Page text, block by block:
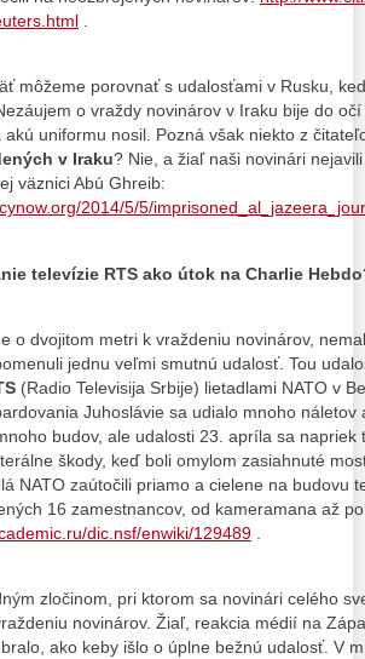
môžeme porovnať s udalosťami v Rusku,
o vraždy novinárov v Iraku bije do
akú uniformu nosil. Pozná však niekto z
v Iraku? Nie, a žiaľ naši novinári
väznici Abú Ghreib:
2014/5/5/
RTS ako útok na Charlie
o dvojitom metri k vraždeniu novinárov,
jednu veľmi smutnú udalosť. Tou
(Radio Televisija Srbije) lietadlami NATO v
Juhoslávie sa udialo mnoho náletov
budov, ale udalosti 23. apríla sa napriek
škody, keď boli omylom zasiahnuté
NATO zaútočili priamo a cielene na budovu
16 zamestnancov, od kameramana až
dic.nsf/enwiki/129489
zločinom, pri ktorom sa novinári celého
novinárov. Žiaľ, reakcia médií na
ako keby išlo o úplne bežnú udalosť. V